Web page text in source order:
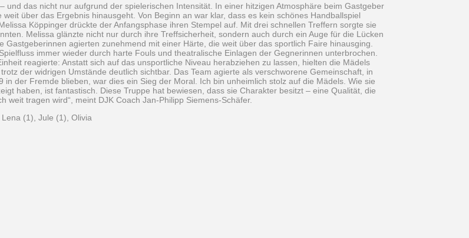
und das nicht nur aufgrund der spielerischen Intensität. In einer hitzigen Atmosphäre beim Gastgeber
über das Ergebnis hinausgeht. Von Beginn an war klar, dass es kein schönes Handballspiel
Köppinger drückte der Anfangsphase ihren Stempel auf. Mit drei schnellen Treffern sorgte sie
Melissa glänzte nicht nur durch ihre Treffsicherheit, sondern auch durch ein Auge für die Lücken
agierten zunehmend mit einer Härte, die weit über das sportlich Faire hinausging.
immer wieder durch harte Fouls und theatralische Einlagen der Gegnerinnen unterbrochen.
reagierte: Anstatt sich auf das unsportliche Niveau herabziehen zu lassen, hielten die Mädels
der widrigen Umstände deutlich sichtbar. Das Team agierte als verschworene Gemeinschaft, in
der Fremde blieben, war dies ein Sieg der Moral. Ich bin unheimlich stolz auf die Mädels. Wie sie
haben, ist fantastisch. Diese Truppe hat bewiesen, dass sie Charakter besitzt – eine Qualität, die
tragen wird“, meint DJK Coach Jan-Philipp Siemens-Schäfer.
(1), Jule (1), Olivia